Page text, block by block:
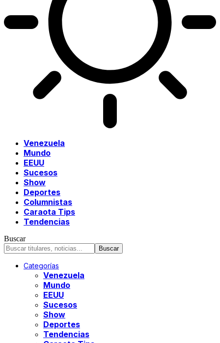
Venezuela
Mundo
EEUU
Sucesos
Show
Deportes
Columnistas
Caraota Tips
Tendencias
Buscar
Categorías
Venezuela
Mundo
EEUU
Sucesos
Show
Deportes
Tendencias